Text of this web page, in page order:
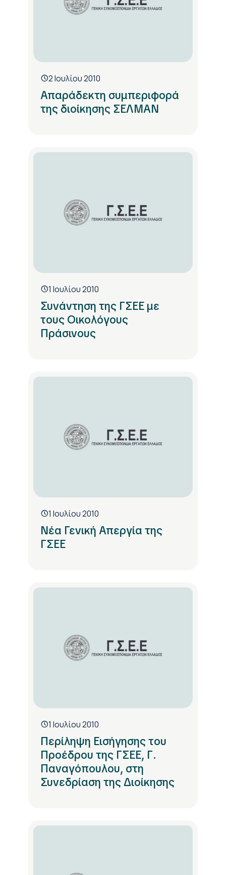
2 Ιουλίου 2010
Απαράδεκτη συμπεριφορά
της διοίκησης ΣΕΛΜΑΝ
1 Ιουλίου 2010
Συνάντηση της ΓΣΕΕ με
τους Οικολόγους
Πράσινους
1 Ιουλίου 2010
Νέα Γενική Απεργία της
ΓΣΕΕ
1 Ιουλίου 2010
Περίληψη Εισήγησης του
Προέδρου της ΓΣΕΕ, Γ.
Παναγόπουλου, στη
Συνεδρίαση της Διοίκησης